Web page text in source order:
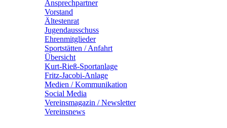
Ansprechpartner
Vorstand
Ältestenrat
Jugendausschuss
Ehrenmitglieder
Sportstätten / Anfahrt
Übersicht
Kurt-Rieß-Sportanlage
Fritz-Jacobi-Anlage
Medien / Kommunikation
Social Media
Vereinsmagazin / Newsletter
Vereinsnews